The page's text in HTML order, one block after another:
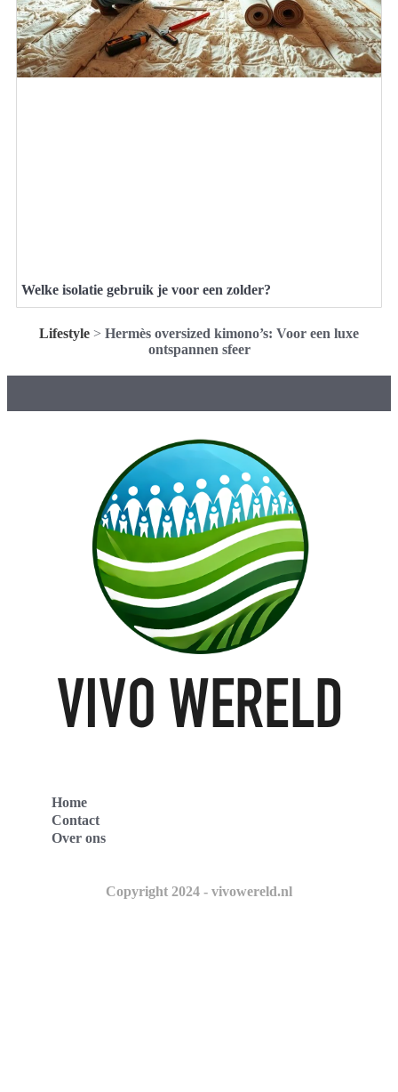
Welke isolatie gebruik je voor een zolder?
Lifestyle > Hermès oversized kimono’s: Voor een luxe
ontspannen sfeer
Home
Contact
Over ons
Copyright 2024 - vivowereld.nl